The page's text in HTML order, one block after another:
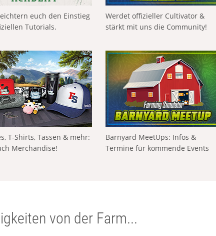
euch den Einstieg
Tutorials.
Werdet offizieller Cultivator &
stärkt mit uns die Community!
T-Shirts, Tassen & mehr:
Merchandise!
Barnyard MeetUps: Infos &
Termine für kommende Events
von der Farm...